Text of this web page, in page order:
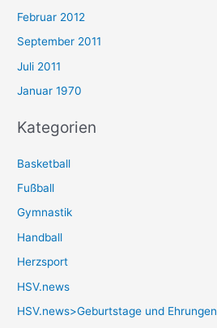
Februar 2012
September 2011
Juli 2011
Januar 1970
Kategorien
Basketball
Fußball
Gymnastik
Handball
Herzsport
HSV.news
HSV.news>Geburtstage und Ehrungen